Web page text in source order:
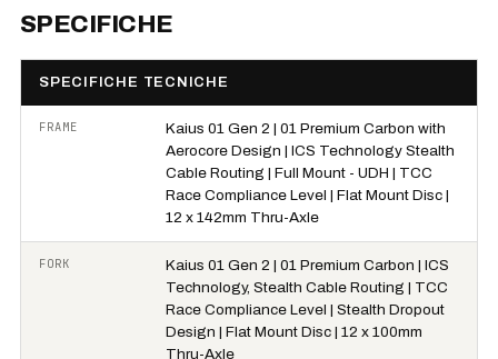
SPECIFICHE
SPECIFICHE TECNICHE
FRAME
Kaius 01 Gen 2 | 01 Premium Carbon with
Aerocore Design | ICS Technology Stealth
Cable Routing | Full Mount - UDH | TCC
Race Compliance Level | Flat Mount Disc |
12 x 142mm Thru-Axle
FORK
Kaius 01 Gen 2 | 01 Premium Carbon | ICS
Technology, Stealth Cable Routing | TCC
Race Compliance Level | Stealth Dropout
Design | Flat Mount Disc | 12 x 100mm
Thru-Axle